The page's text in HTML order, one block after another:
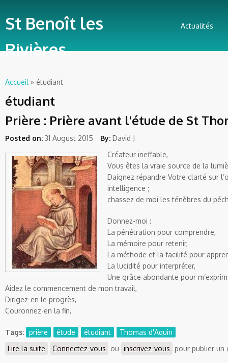
St Benoît les
Rivières
Actualités
Vous êtes ici
Accueil » étudiant
étudiant
Prière : Prière avant l'étude de St
Posted on: 31 August 2015 By: David J
Créateur ineffable,
Vous êtes la vraie source de la
Daignez répandre Votre clarté sur
intelligence ;
chassez de moi les ténèbres du
Donnez-moi :
La pénétration pour comprendre,
La mémoire pour retenir,
La méthode et la facilité pour
La lucidité pour interpréter,
Une grâce abondante pour
Aidez le commencement de mon travail,
Dirigez-en le progrès,
Couronnez-en la fin,
Tags: prière étude étudiant
Thomas d'Aquin
Lire la suite de Prière : Prière avant l'étude de St Thomas d'Aquin
Connectez-vous ou inscrivez-vous pour publier un